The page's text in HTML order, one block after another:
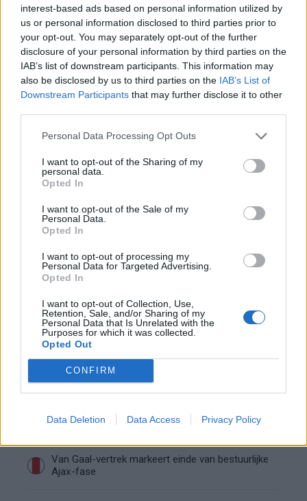
interest-based ads based on personal information utilized by
us or personal information disclosed to third parties prior to
your opt-out. You may separately opt-out of the further
disclosure of your personal information by third parties on the
IAB’s list of downstream participants. This information may
also be disclosed by us to third parties on the IAB’s List of
Downstream Participants that may further disclose it to other
Personal Data Processing Opt Outs
I want to opt-out of the Sharing of my
personal data.
Opted In
I want to opt-out of the Sale of my
Personal Data.
Opted In
I want to opt-out of processing my
Personal Data for Targeted Advertising.
Opted In
I want to opt-out of Collection, Use,
Retention, Sale, and/or Sharing of my
Personal Data that Is Unrelated with the
Purposes for which it was collected.
Opted Out
CONFIRM
Data Deletion Data Access Privacy Policy
De eerste Míchel-dagen bij Ajax: Blind coacht,
Gloukh krijgt standje en Ceballos wordt gebeld
Steur kiest voor Newcastle na gemiste
duidelijkheid bij Ajax
“Twente was toen niet haalbaar”: Weghorst blikt
terug op Ajax-keuze
De transferprioriteiten van Ajax worden steeds
duidelijker
Ajax begint voorbereiding met nederlaag: zo ziet
de route naar PEC eruit
Zo overtuigde PSV Sven Mijnans en bleef Ajax
met lege handen achter
Waarom steeds meer sleutelfiguren Ajax
verlaten
Ajax-aanvoerder’
Van Gaal-vertrek markeert einde van bestuurlijke
Ajax-fase